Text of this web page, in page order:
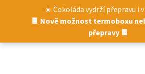
☀️ Čokoláda vydrží přepravu i
🍫 Nově možnost termoboxu
přepravy 🍫